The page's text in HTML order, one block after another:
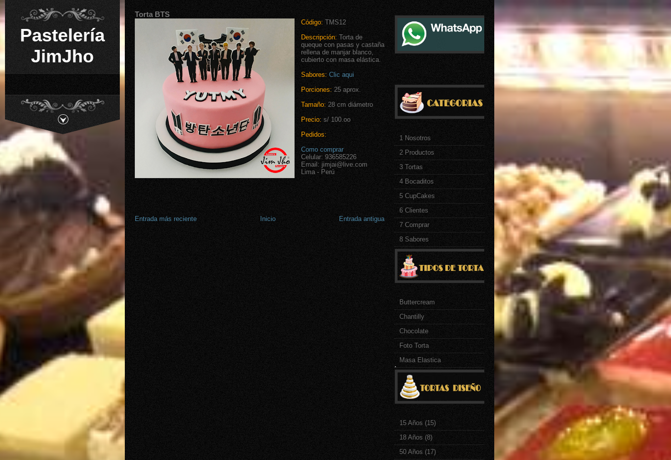
Pastelería
JimJho
Torta BTS
Código: TMS12
Descripción: Torta de
queque con pasas y castaña
rellena de manjar blanco,
cubierto con masa elástica.
Sabores: Clic aqui
Porciones: 25 aprox.
Tamaño: 28 cm diámetro
Precio: s/ 100.oo
Pedidos:
Como comprar
Celular: 936585226
Email: jimjai@live.com
Lima - Perú
Entrada más reciente Entrada antigua
Inicio
1 Nosotros
2 Productos
3 Tortas
4 Bocaditos
5 CupCakes
6 Clientes
7 Comprar
8 Sabores
Buttercream
Chantilly
Chocolate
Foto Torta
Masa Elastica
.
15 Años (15)
18 Años (8)
50 Años (17)